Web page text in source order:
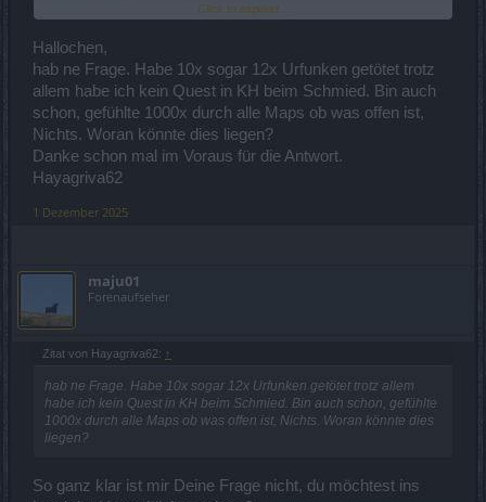
Click to expand...
Hallochen,
hab ne Frage. Habe 10x sogar 12x Urfunken getötet trotz
allem habe ich kein Quest in KH beim Schmied. Bin auch
schon, gefühlte 1000x durch alle Maps ob was offen ist,
Nichts. Woran könnte dies liegen?
Danke schon mal im Voraus für die Antwort.
Hayagriva62
1 Dezember 2025
maju01
Forenaufseher
Zitat von Hayagriva62: ↑
hab ne Frage. Habe 10x sogar 12x Urfunken getötet trotz allem
habe ich kein Quest in KH beim Schmied. Bin auch schon, gefühlte
1000x durch alle Maps ob was offen ist, Nichts. Woran könnte dies
liegen?
So ganz klar ist mir Deine Frage nicht, du möchtest ins